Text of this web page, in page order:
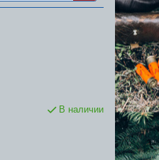
В наличии